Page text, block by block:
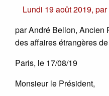
Lundi 19 août 2019, par
par André Bellon, Ancien
des affaires étrangères
Paris, le 17/08/19
Monsieur le Président,